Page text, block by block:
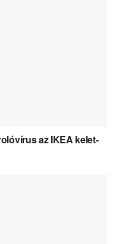
az IKEA kelet-